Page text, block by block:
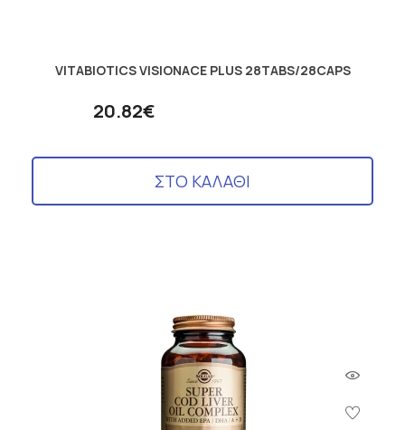
VITABIOTICS VISIONACE PLUS 28TABS/28CAPS
20.82€
ΣΤΟ ΚΑΛΑΘΙ